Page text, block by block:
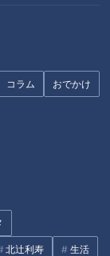
コラム おでかけ
北辻利寿 生活
・白菜のコール